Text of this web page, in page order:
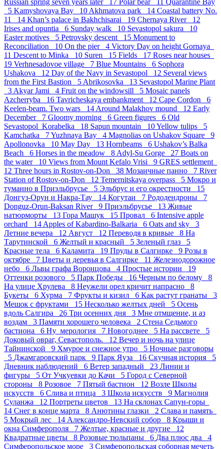
5 Kamyshovaya Bay 10 Akhmatova park 14 Coastal battery No.
11 14 Khan’s palace in Bakhchisarai 19 Chernaya River 12
Irises and opuntia 6 Sunday walk 10 Sevastopol sakura 10
Easter motives 5 Petrovsky descent 15 Monument to
Reconciliation 10 On the pier 4 Victory Day on height Gornaya
11 Descent to Minka 10 Suren 15 Fields 17 Roses near houses
19 Verhnesadovoe village 7 Blue Mountains 6 Sophora
Ushakova 12 Day of the Navy in Sevastopol 12 Several views
from the First Bastion 5 Abrikosovka 13 Sevastopol Marine Plant
3 Akyar Jami 4 Fruit on the windowsill 5 Mosaic panels
Azcherryba 16 Tavricheskaya embankment 12 Cape Cordon 6
Keelen-beam. Two wars 14 Around Malakhov mound 12 Early
December 7 Gloomy morning 6 Green figures 6 Old
Sevastopol_Korabelka 18 Sapun mountain 10Yellow tulips 5
Kamchatka 7Yuzhnaya Bay 4 Magnolias on Ushakov Square 9
Apollonovka 10 May Day 13 Hornbeams 6 Ushakov’s Balka
Beach 6 Horses in the meadow 8 Adyl-Su Gorge 27 Boats on
the water 10 Views from Mount Kefalo Vrisi 9 GRES settlement
12 Three hours in Rostov-on-Don 38 Мозаичные панно 7 River
Station of Rostov-on-Don 12 Temernitskaya overpass 5 Мокро и
туманно в Приэльбрусье 5 Эльбрус и его окрестности 15
Донгуз-Орун и Накра-Тау 14 Когутаи 7 Рододендроны 7
Donguz-Orun-Baksan River 9 Приэльбрусье 13 Живые
натюрморты 13 Гора Машук 15 Провал 6 Intensive apple
orchard 14 Apples of Kabardino-Balkaria 6 Oats and sky 3
Летние вечера 12 Август 12 Переводя в кривые 8 На
Тарутинской 6 Желтый и красный 5 Зеленый глаз 5
Красные тела 6 Каламита 19 Пруды в Салгирке 9 Розы в
октябре 7 Цветы и деревья в Салгирке 11 Железнодорожное
небо 6 Львы графа Воронцова 4 Простые истории 19
Оттенки розового 5 Парк Победы 16 Черным по белому 8
На улице Хрулева 8 Неужели орел кричит напрасно 8
Букеты 6 Хурма 7 Фрукты и кизил 6 Как растут гранаты 3
Мешок с фруктами 15 Несколько желтых дней 5 Осень
вдоль Салгира 26 Три осенних дня 3 Мне отмщение, и аз
воздам 3 Памяти хорошего человека 2 Стена Седьмого
бастиона 6 Ну_мерология 7 Новогоднее 5 На рассвете 5
Доковый овраг, Севастополь. 12 Вечер и ночь на улице
Тайнинской 9 Хмурое и снежное утро 5 Ночные разговоры
5 Джамгаровский парк 9 Парк Яуза 16 Скучная история 5
Дневник наблюдений 6 Ветер западный 23 Линии и
фигуры 5 От Учкуевки до Качи 5 Город с Северной
стороны 8 Розовое 7 Пятый бастион 12 Возле Школы
искусств 6 Слива и птица 3 Школа искусств 9 Магнолия
Суланжа 12 Портреты цветов 13 На склонах Сапун-горы
14 Снег в конце марта 8 Анютины глазки 2 Слава и память
5 Мокрый лес 14 Александро-Невский собор 8 Крыши и
окна Симферополя 7 Желтые, красные и другие 12
Квадратные цветы 8 Розовые тюльпаны 6 Два плюс два 4
Симферопольское море 3 Симферопольская соборная мечеть